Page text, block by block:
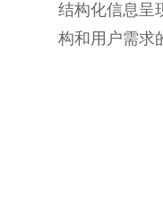
结构化信息呈
构和用户需求